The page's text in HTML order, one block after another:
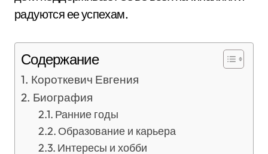
радуются ее успехам.
Содержание
Короткевич Евгения
Биография
Ранние годы
Образование и карьера
Интересы и хобби